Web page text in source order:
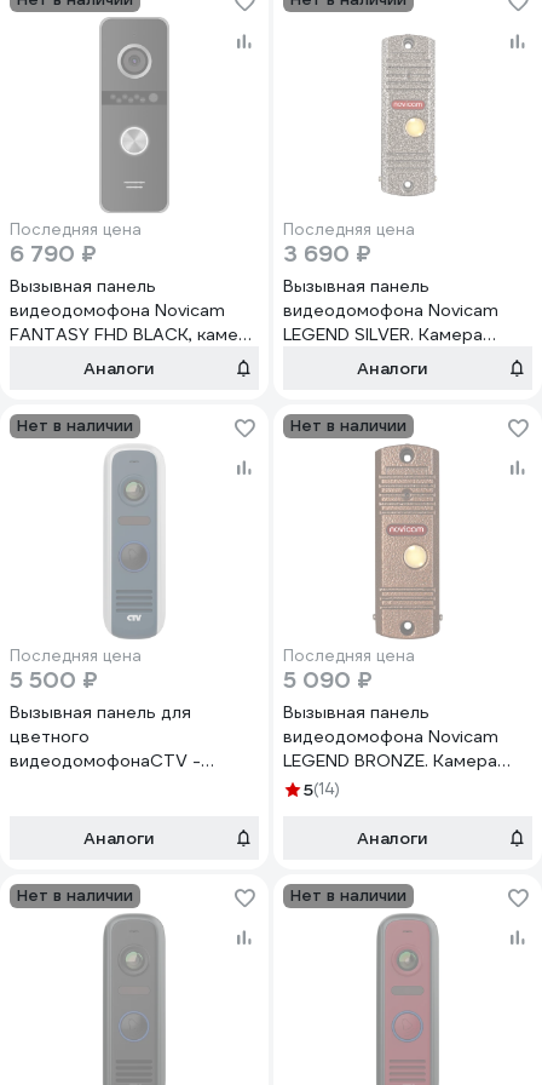
4602
Последняя цена
6 790 ₽
Вызывная панель
видеодомофона Novicam
FANTASY FHD BLACK, камера
2.1 Мп с ИК-подсветкой, 140
встроенный БУЗ,
подключение к
регистратору, всепогодное
исполнение 4888
Аналоги
Последняя цена
3 690 ₽
Вызывная панель
видеодомофона Novicam
LEGEND SILVER. Камера
700ТВЛ с ИК-подсветкой,
Встроенный БУЗ.
Всепогодное исполнение
Аналоги
Нет в наличии
Последняя цена
5 500 ₽
Вызывная панель для
цветного
видеодомофонаCTV -
(БУЗ), разрешение Full HD,
Аналоги
Нет в наличии
Последняя цена
5 090 ₽
Вызывная панель
видеодомофона Novicam
LEGEND BRONZE. Камера
700ТВЛ с ИК-подсветкой,
Видеовыход CVBS PAL.
Всепогодное исполнение
4601
5(14)
Аналоги
Нет в наличии Нет в наличии